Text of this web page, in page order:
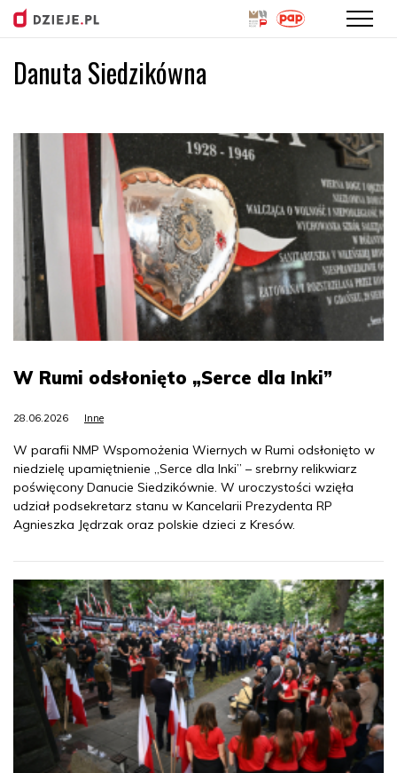
Przejdź
do
Danuta Siedzikówna
W Rumi odsłonięto „Serce dla Inki”
28.06.2026 Inne
W parafii NMP Wspomożenia Wiernych w Rumi odsłonięto w
niedzielę upamiętnienie „Serce dla Inki” – srebrny relikwiarz
poświęcony Danucie Siedzikównie. W uroczystości wzięła
udział podsekretarz stanu w Kancelarii Prezydenta RP
Agnieszka Jędrzak oraz polskie dzieci z Kresów.